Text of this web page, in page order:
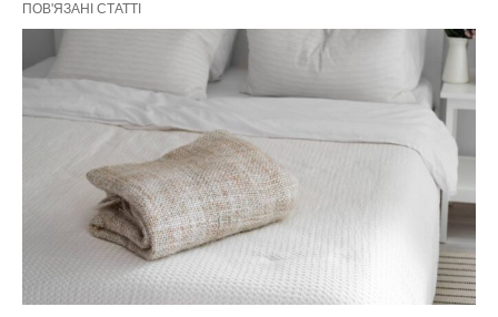
ПОВ'ЯЗАНІ СТАТТІ